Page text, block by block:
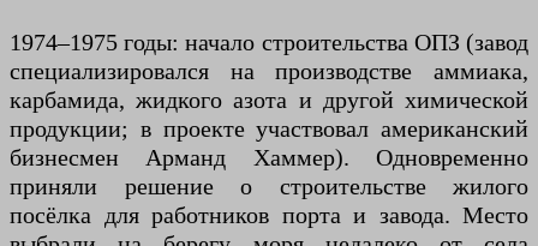
1974–1975 годы: начало строительства ОПЗ (завод
специализировался на производстве аммиака,
карбамида, жидкого азота и другой химической
продукции; в проекте участвовал американский
бизнесмен Арманд Хаммер). Одновременно
приняли решение о строительстве жилого
посёлка для работников порта и завода. Место